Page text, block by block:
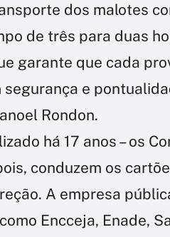
dos malotes
de três para duas
garante que cada
e
Rondon.
há 17 anos – os
conduzem os
A empresa
Encceja, Enade,